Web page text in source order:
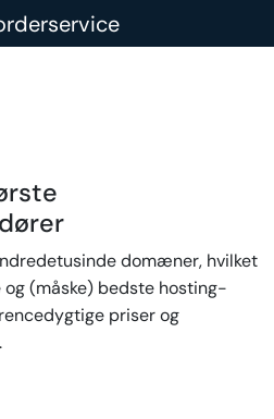
domæner, hvilket
(måske) bedste hosting-
priser og